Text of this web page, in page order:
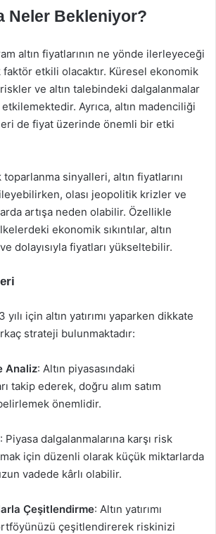
Neler Bekleniyor?
altın fiyatlarının ne yönde ilerleyeceği
etkili olacaktır. Küresel ekonomik
ve altın talebindeki dalgalanmalar
Ayrıca, altın madenciliği
de fiyat üzerinde önemli bir etki
sinyalleri, altın fiyatlarını
olası jeopolitik krizler ve
artışa neden olabilir. Özellikle
ekonomik sıkıntılar, altın
dolayısıyla fiyatları yükseltebilir.
yılı için altın yatırımı yaparken dikkate
strateji bulunmaktadır:
Analiz: Altın piyasasındaki
takip ederek, doğru alım satım
önemlidir.
: Piyasa dalgalanmalarına karşı risk
için düzenli olarak küçük miktarlarda
vadede kârlı olabilir.
Çeşitlendirme: Altın yatırımı
çeşitlendirerek riskinizi